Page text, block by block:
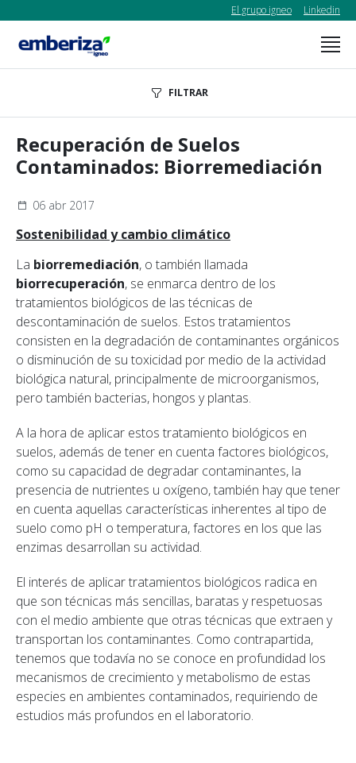
El grupo igneo Linkedin
FILTRAR
Recuperación de Suelos
Contaminados: Biorremediación
06 abr 2017
Sostenibilidad y cambio climático
La biorremediación, o también llamada
biorrecuperación, se enmarca dentro de los
tratamientos biológicos de las técnicas de
descontaminación de suelos. Estos tratamientos
consisten en la degradación de contaminantes orgánicos
o disminución de su toxicidad por medio de la actividad
biológica natural, principalmente de microorganismos,
pero también bacterias, hongos y plantas.
A la hora de aplicar estos tratamiento biológicos en
suelos, además de tener en cuenta factores biológicos,
como su capacidad de degradar contaminantes, la
presencia de nutrientes u oxígeno, también hay que tener
en cuenta aquellas características inherentes al tipo de
suelo como pH o temperatura, factores en los que las
enzimas desarrollan su actividad.
El interés de aplicar tratamientos biológicos radica en
que son técnicas más sencillas, baratas y respetuosas
con el medio ambiente que otras técnicas que extraen y
transportan los contaminantes. Como contrapartida,
tenemos que todavía no se conoce en profundidad los
mecanismos de crecimiento y metabolismo de estas
especies en ambientes contaminados, requiriendo de
estudios más profundos en el laboratorio.